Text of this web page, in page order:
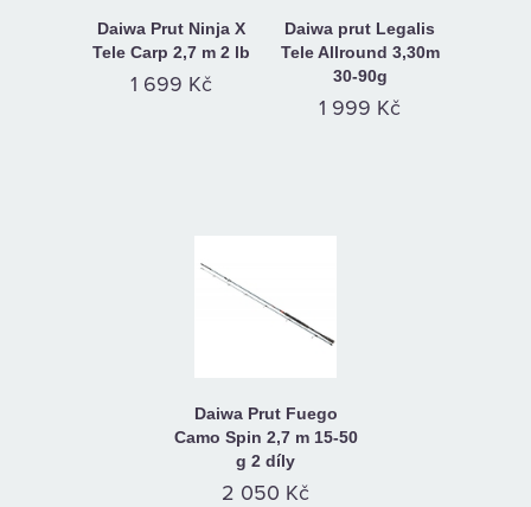
Daiwa Prut Ninja X
Tele Carp 2,7 m 2 lb
1 699 Kč
Daiwa prut Legalis
Tele Allround 3,30m
30-90g
1 999 Kč
Daiwa Prut Fuego
Camo Spin 2,7 m 15-50
g 2 díly
2 050 Kč